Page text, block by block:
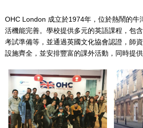
OHC London 成立於1974年，位於熱鬧的牛
活機能完善。學校提供多元的英語課程，包
考試準備等，並通過英國文化協會認證，師
設施齊全，並安排豐富的課外活動，同時提供